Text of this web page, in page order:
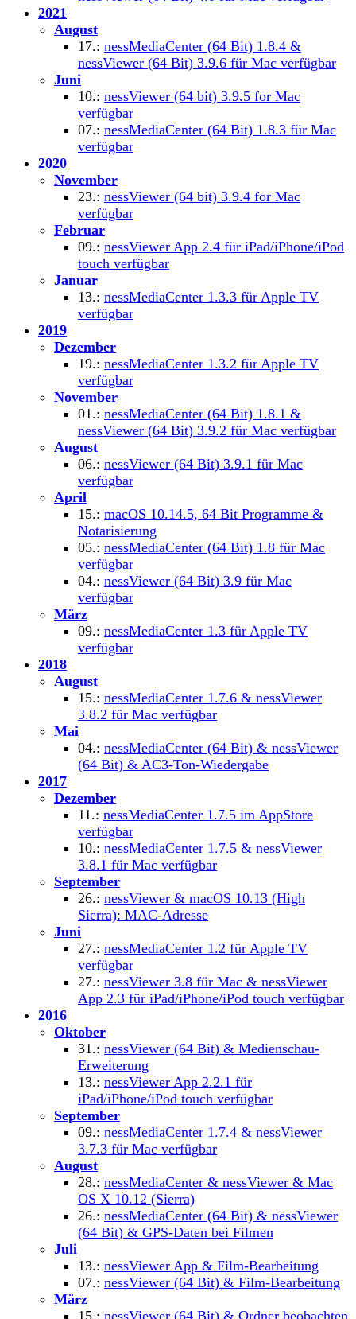
2021
August
17.: nessMediaCenter (64 Bit) 1.8.4 &
nessViewer (64 Bit) 3.9.6 für Mac verfügbar
Juni
10.: nessViewer (64 bit) 3.9.5 for Mac
verfügbar
07.: nessMediaCenter (64 Bit) 1.8.3 für Mac
verfügbar
2020
November
23.: nessViewer (64 bit) 3.9.4 for Mac
verfügbar
Februar
09.: nessViewer App 2.4 für iPad/iPhone/iPod
touch verfügbar
Januar
13.: nessMediaCenter 1.3.3 für Apple TV
verfügbar
2019
Dezember
19.: nessMediaCenter 1.3.2 für Apple TV
verfügbar
November
01.: nessMediaCenter (64 Bit) 1.8.1 &
nessViewer (64 Bit) 3.9.2 für Mac verfügbar
August
06.: nessViewer (64 Bit) 3.9.1 für Mac
verfügbar
April
15.: macOS 10.14.5, 64 Bit Programme &
Notarisierung
05.: nessMediaCenter (64 Bit) 1.8 für Mac
verfügbar
04.: nessViewer (64 Bit) 3.9 für Mac
verfügbar
März
09.: nessMediaCenter 1.3 für Apple TV
verfügbar
2018
August
15.: nessMediaCenter 1.7.6 & nessViewer
3.8.2 für Mac verfügbar
Mai
04.: nessMediaCenter (64 Bit) & nessViewer
(64 Bit) & AC3-Ton-Wiedergabe
2017
Dezember
11.: nessMediaCenter 1.7.5 im AppStore
verfügbar
10.: nessMediaCenter 1.7.5 & nessViewer
3.8.1 für Mac verfügbar
September
26.: nessViewer & macOS 10.13 (High
Sierra): MAC-Adresse
Juni
27.: nessMediaCenter 1.2 für Apple TV
verfügbar
27.: nessViewer 3.8 für Mac & nessViewer
App 2.3 für iPad/iPhone/iPod touch verfügbar
2016
Oktober
31.: nessViewer (64 Bit) & Medienschau-
Erweiterung
13.: nessViewer App 2.2.1 für
iPad/iPhone/iPod touch verfügbar
September
09.: nessMediaCenter 1.7.4 & nessViewer
3.7.3 für Mac verfügbar
August
28.: nessMediaCenter & nessViewer & Mac
OS X 10.12 (Sierra)
26.: nessMediaCenter (64 Bit) & nessViewer
(64 Bit) & GPS-Daten bei Filmen
Juli
13.: nessViewer App & Film-Bearbeitung
07.: nessViewer (64 Bit) & Film-Bearbeitung
März
15.: nessViewer (64 Bit) & Ordner beobachten